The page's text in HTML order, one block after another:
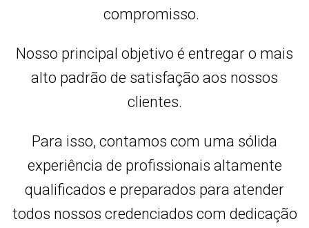
compromisso.
Nosso principal objetivo é entregar o mais
alto padrão de satisfação aos nossos
clientes.
Para isso, contamos com uma sólida
experiência de profissionais altamente
qualificados e preparados para atender
todos nossos credenciados com dedicação